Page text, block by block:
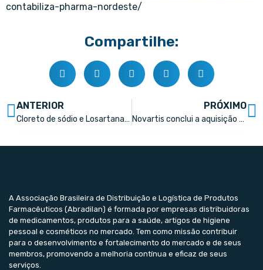
contabiliza-pharma-nordeste/
Compartilhe:
ANTERIOR
Cloreto de sódio e Losartana lideram ranking dos princípios ativos mais vendidos em 2022
PRÓXIMO
Novartis conclui a aquisição da Chinook Therapeutics por até US$ 3,5 bilhões
A Associação Brasileira de Distribuição e Logística de Produtos
Farmacêuticos (Abradilan) é formada por empresas distribuidoras
de medicamentos, produtos para a saúde, artigos de higiene
pessoal e cosméticos no mercado. Tem como missão contribuir
para o desenvolvimento e fortalecimento do mercado e de seus
membros, promovendo a melhoria contínua e eficaz de seus
serviços.